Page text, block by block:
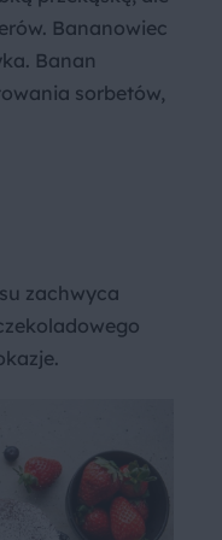
Bananowiec
Banan
sorbetów,
zachwyca